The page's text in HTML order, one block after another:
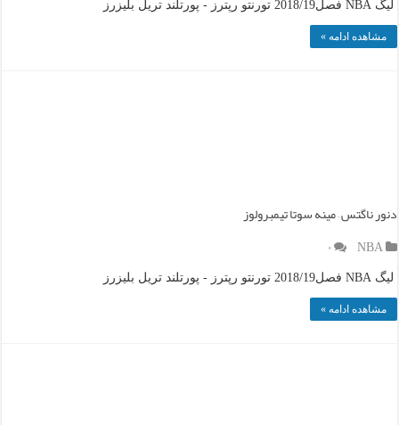
لیگ NBA فصل2018/19 تورنتو رپترز - پورتلند تریل بلیزرز
مشاهده ادامه »
دنور ناگتس – مینه سوتا تیمبرولوز
NBA
۰
لیگ NBA فصل2018/19 تورنتو رپترز - پورتلند تریل بلیزرز
مشاهده ادامه »